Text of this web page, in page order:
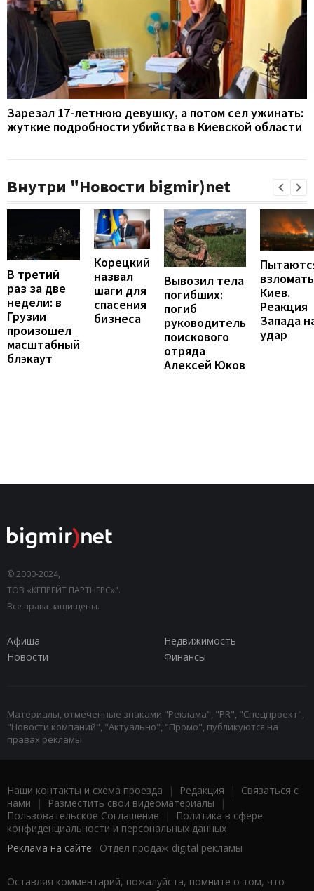
Зарезал 17-летнюю девушку, а потом сел ужинать:
жуткие подробности убийства в Киевской области
Внутри "Новости bigmir)net
В третий
раз за две
недели: в
Грузии
произошел
масштабный
блэкаут
Корецкий
назвал
шаги для
спасения
бизнеса
Вывозил тела
погибших:
погиб
руководитель
поискового
отряда
Алексей Юков
взломать
Киев.
Реакция
Запада
удар
© 2000-2024,
ТОВ «КЕПРЕЙТ ПАРТНЕРС»".
Все права защищены.
Афиша
Недвижимость
Новости
Финансы
Материалы, отмеченные знаками "Реклама", "PR", "Спецпроект",
"Новости компаний", "Актуально", "Промо", публикуются на
правах рекламы.
Наши контакты и схема проезда | Редакция | Связаться с
нами | Разместить свои видеоматериалы |
Пользовательское Соглашение |
Политика в сфере
конфиденциальности и персональных данных
Реклама на сайте: Отдел продаж digital рекламы
Оставляя комментарий, пожалуйста, помните о том, что